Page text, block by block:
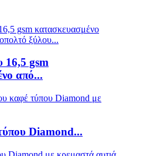
16,5 gsm
από...
Diamond...